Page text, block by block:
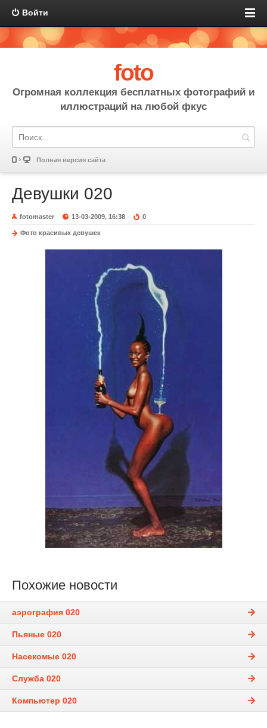
Войти
foto
Огромная коллекция бесплатных фотографий и
иллюстраций на любой фкус
Полная версия сайта
Девушки 020
fotomaster 13-03-2009, 16:38 0
Фото красивых девушек
Похожие новости
аэрография 020
Пьяные 020
Насекомые 020
Служба 020
Компьютер 020